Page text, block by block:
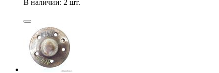
В наличии: 2 шт.